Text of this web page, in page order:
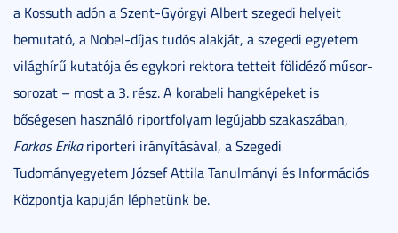
a Kossuth adón a Szent-Györgyi Albert szegedi helyeit
bemutató, a Nobel-díjas tudós alakját, a szegedi egyetem
világhírű kutatója és egykori rektora tetteit fölidéző műsor-
sorozat – most a 3. rész. A korabeli hangképeket is
bőségesen használó riportfolyam legújabb szakaszában,
Farkas Erikariporteri irányításával, a Szegedi
Tudományegyetem József Attila Tanulmányi és Információs
Központja kapuján léphetünk be.